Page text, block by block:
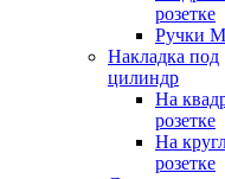
розетке
Ручки
Накладка под
цилиндр
На
розетке
На
розетке